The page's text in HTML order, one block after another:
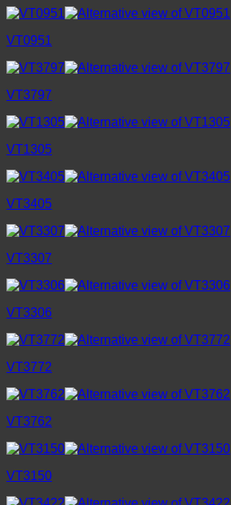
VT0951
VT3797
VT1305
VT3405
VT3307
VT3306
VT3772
VT3762
VT3150